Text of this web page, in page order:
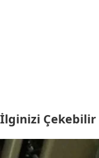
İlginizi Çekebilir